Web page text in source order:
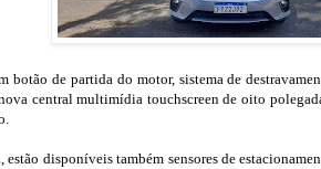
botão de partida do motor, sistema de
central multimídia touchscreen de oito
disponíveis também sensores de